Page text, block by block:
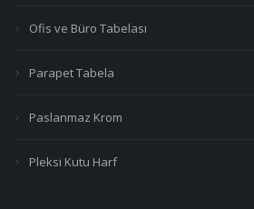
Ofis ve Büro Tabelası
Parapet Tabela
Paslanmaz Krom
Pleksi Kutu Harf